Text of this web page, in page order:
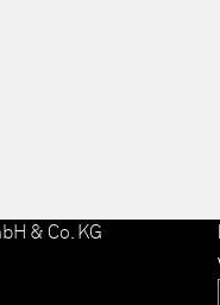
& Co. KG